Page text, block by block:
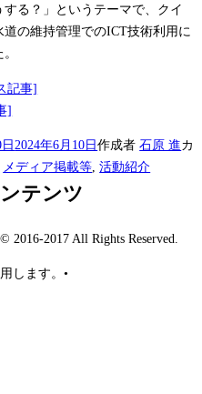
る？」というテーマで、クイ
道の維持管理でのICT技術利用に
記事]
]
2024年6月10日作成者石原 進カ
メディア掲載等 ,活動紹介
テンツ
2016-2017 All Rights Reserved.
します。•